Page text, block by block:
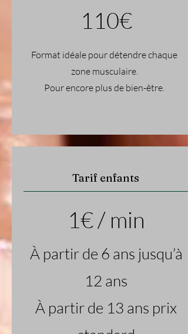
110€
Format idéale pour détendre chaque
zone musculaire.
Pour encore plus de bien-être.
Tarif enfants
1€ / min
À partir de 6 ans jusqu’à
12 ans
À partir de 13 ans prix